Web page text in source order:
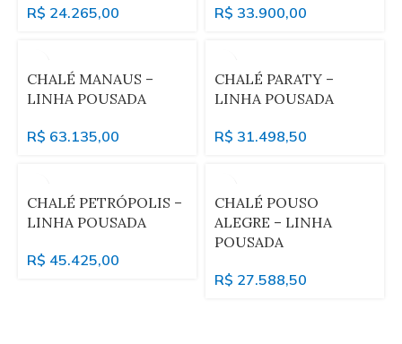
R$ 24.265,00 R$ 33.900,00
CHALÉ MANAUS –
LINHA POUSADA
R$ 63.135,00
CHALÉ PARATY –
LINHA POUSADA
R$ 31.498,50
CHALÉ PETRÓPOLIS –
LINHA POUSADA
R$ 45.425,00
CHALÉ POUSO
ALEGRE – LINHA
POUSADA
R$ 27.588,50